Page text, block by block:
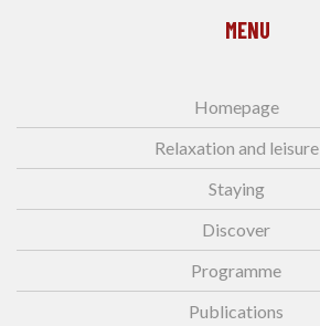
MENU
Homepage
Relaxation and leisure
Staying
Discover
Programme
Publications